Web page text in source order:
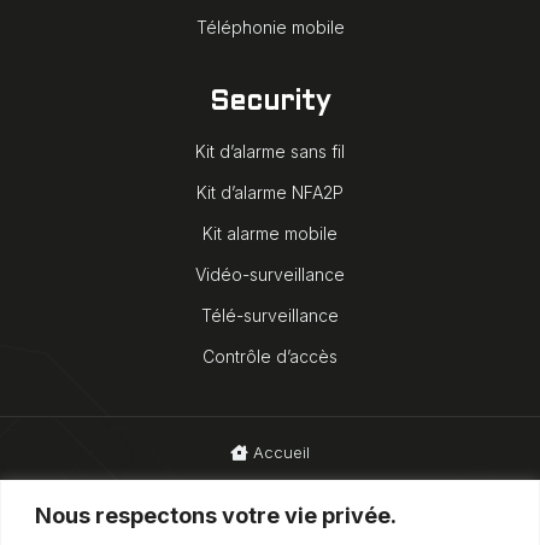
Nous respectons votre vie privée.
Téléphonie mobile
Security
Kit d’alarme sans fil
Kit d’alarme NFA2P
Kit alarme mobile
Vidéo-surveillance
Télé-surveillance
Contrôle d’accès
Accueil